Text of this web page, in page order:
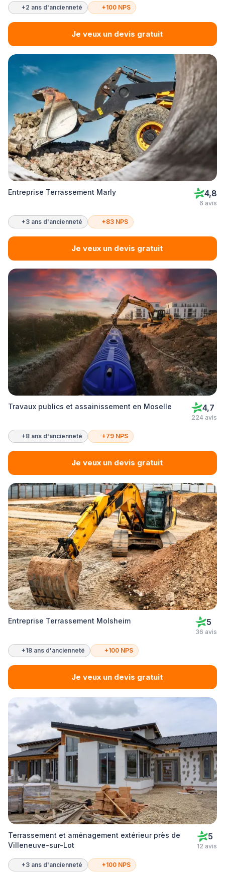
+2 ans d'ancienneté +100 NPS
Je veux un devis gratuit
Entreprise Terrassement Marly 4,8
6 avis
+3 ans d'ancienneté +83 NPS
Je veux un devis gratuit
Travaux publics et assainissement en Moselle 4,7
224 avis
+8 ans d'ancienneté +79 NPS
Je veux un devis gratuit
Entreprise Terrassement Molsheim 5
36 avis
+18 ans d'ancienneté +100 NPS
Je veux un devis gratuit
Terrassement et aménagement extérieur près de
Villeneuve-sur-Lot
5
12 avis
+3 ans d'ancienneté +100 NPS